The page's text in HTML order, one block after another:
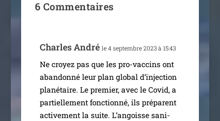
6 Commentaires
Charles André le 4 sep­tembre 2023 à 15:43
Ne croyez pas que les pro-vac­­cins ont
aban­don­né leur plan glo­bal d’injection
pla­né­taire. Le pre­mier, avec le Covid, a
par­tiel­le­ment fonc­tion­né, ils pré­parent
acti­ve­ment la suite. L’angoisse sani­